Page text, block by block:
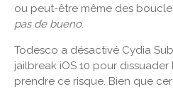
ou peut-être même des
pas de bueno.
Todesco a désactivé Cydia
jailbreak iOS 10 pour
prendre ce risque. Bien que